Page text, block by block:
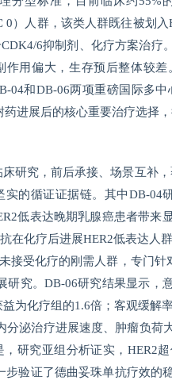
0）人群，该类人群既往被划
6抑制剂、化疗方案治疗
用偏大，生存预后整体较
04和DB-06两项重磅国际多
进展后的核心重要治疗选择
研究，前后承接、场景互补
的循证证据链。其中DB-04
低表达晚期乳腺癌患者带来
在化疗后进展HER2低表达人
接受化疗的刚需人群，专门
研究。DB-06研究结果显示，
为化疗组的1.6倍；客观缓解
泌治疗进展速度、肿瘤负荷
研究亚组分析证实，HER2
步验证了德曲妥珠单抗疗效的